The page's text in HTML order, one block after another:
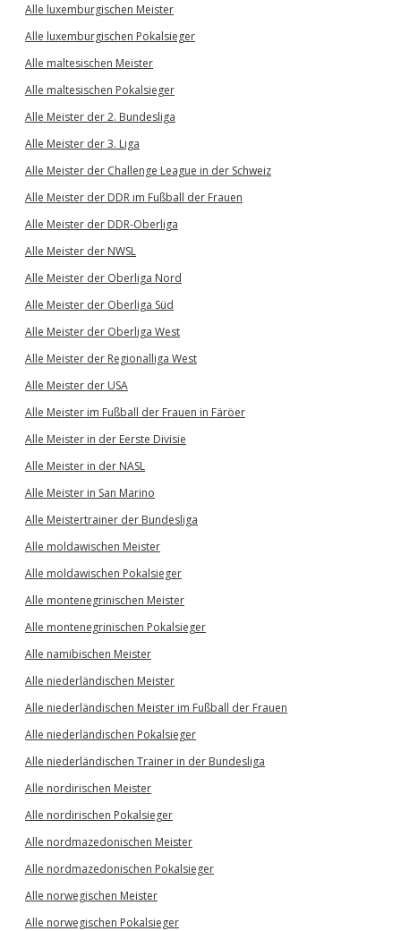
Alle luxemburgischen Meister
Alle luxemburgischen Pokalsieger
Alle maltesischen Meister
Alle maltesischen Pokalsieger
Alle Meister der 2. Bundesliga
Alle Meister der 3. Liga
Alle Meister der Challenge League in der Schweiz
Alle Meister der DDR im Fußball der Frauen
Alle Meister der DDR-Oberliga
Alle Meister der NWSL
Alle Meister der Oberliga Nord
Alle Meister der Oberliga Süd
Alle Meister der Oberliga West
Alle Meister der Regionalliga West
Alle Meister der USA
Alle Meister im Fußball der Frauen in Färöer
Alle Meister in der Eerste Divisie
Alle Meister in der NASL
Alle Meister in San Marino
Alle Meistertrainer der Bundesliga
Alle moldawischen Meister
Alle moldawischen Pokalsieger
Alle montenegrinischen Meister
Alle montenegrinischen Pokalsieger
Alle namibischen Meister
Alle niederländischen Meister
Alle niederländischen Meister im Fußball der Frauen
Alle niederländischen Pokalsieger
Alle niederländischen Trainer in der Bundesliga
Alle nordirischen Meister
Alle nordirischen Pokalsieger
Alle nordmazedonischen Meister
Alle nordmazedonischen Pokalsieger
Alle norwegischen Meister
Alle norwegischen Pokalsieger